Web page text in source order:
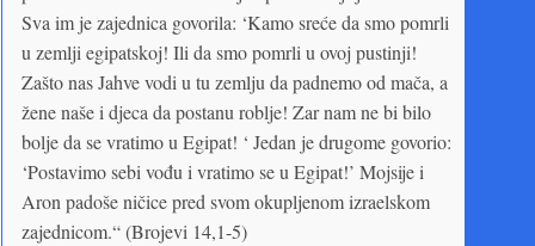
Sva im je zajednica govorila: ‘Kamo sreće da smo pomrli
u zemlji egipatskoj! Ili da smo pomrli u ovoj pustinji!
Zašto nas Jahve vodi u tu zemlju da padnemo od mača, a
žene naše i djeca da postanu roblje! Zar nam ne bi bilo
bolje da se vratimo u Egipat! ‘ Jedan je drugome govorio:
‘Postavimo sebi vođu i vratimo se u Egipat!’ Mojsije i
Aron padoše ničice pred svom okupljenom izraelskom
zajednicom.“ (Brojevi 14,1-5)